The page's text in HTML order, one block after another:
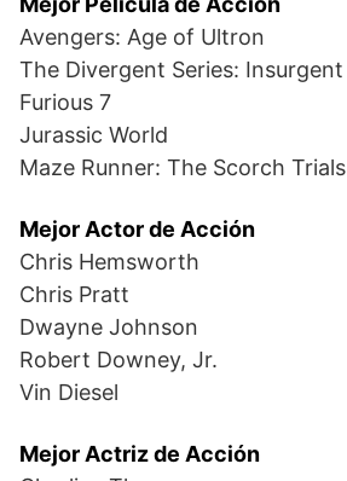
Avengers: Age of Ultron
The Divergent Series: Insurgent
Furious 7
Jurassic World
Maze Runner: The Scorch Trials
Mejor Actor de Acción
Chris Hemsworth
Chris Pratt
Dwayne Johnson
Robert Downey, Jr.
Vin Diesel
Mejor Actriz de Acción